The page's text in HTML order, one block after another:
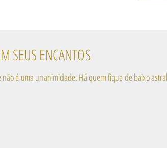
SEUS ENCANTOS
O inverno chegou e ele não é uma